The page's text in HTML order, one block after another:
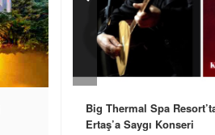
Big Thermal Spa
Ertaş’a Saygı Konseri